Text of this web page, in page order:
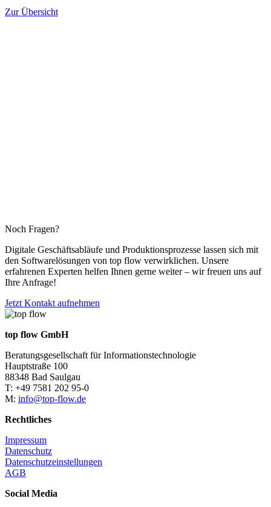
Zur Übersicht
Noch Fragen?
Digitale Geschäftsabläufe und Produktionsprozesse lassen sich mit
den Softwarelösungen von top flow verwirklichen. Unsere
erfahrenen Experten helfen Ihnen gerne weiter – wir freuen uns auf
Ihre Anfrage!
Jetzt Kontakt aufnehmen
top flow GmbH
Beratungsgesellschaft für Informationstechnologie
Hauptstraße 100
88348 Bad Saulgau
T: +49 7581 202 95-0
M: info@top-flow.de
Rechtliches
Impressum
Datenschutz
Datenschutzeinstellungen
AGB
Social Media